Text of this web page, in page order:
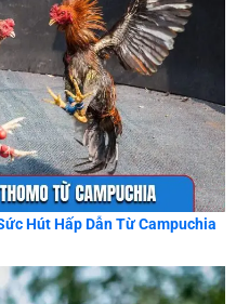
Hút Hấp Dẫn Từ Campuchia